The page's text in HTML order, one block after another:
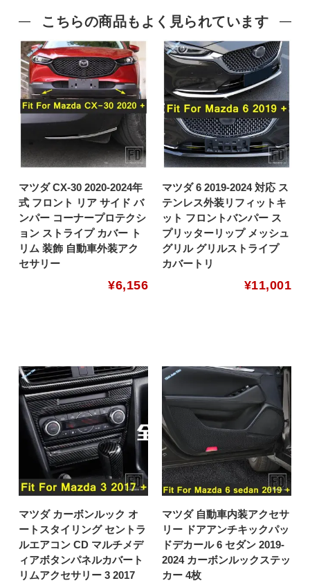
こちらの商品もよく見られています
マツダ CX-30 2020-2024年
式 フロント リア サイド バ
ンパー コーナープロテクシ
ョン ストライプ カバー ト
リム 装飾 自動車外装アク
セサリー
¥6,156
マツダ 6 2019-2024 対応 ス
テンレス外装リフィットキ
ット フロントバンパー ス
プリッターリップ メッシュ
グリル グリルストライプ
カバートリ
¥11,001
マツダ カーボンルック オ
ートスタイリング セントラ
ルエアコン CD マルチメデ
ィアボタンパネルカバート
リムアクセサリー 3 2017
マツダ 自動車内装アクセサ
リー ドアアンチキックパッ
ドデカール 6 セダン 2019-
2024 カーボンルックステッ
カー 4枚